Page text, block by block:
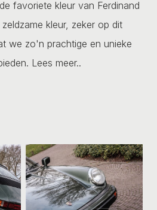
favoriete kleur van Ferdinand
kleur, zeker op dit
we zo'n prachtige en unieke
Lees meer..